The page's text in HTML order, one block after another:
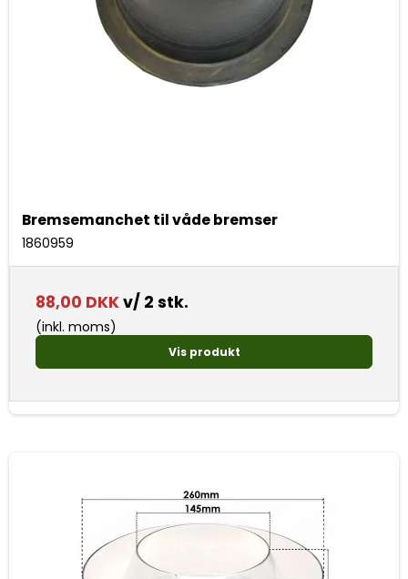
Bremsemanchet til våde bremser
1860959
88,00 DKKv/ 2 stk.
(inkl. moms)
Vis produkt